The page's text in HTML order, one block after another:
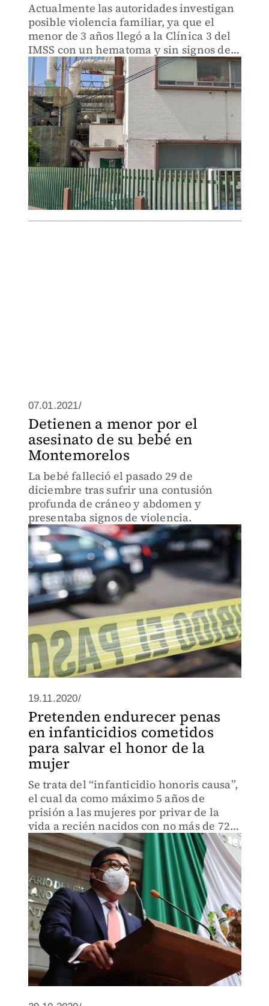
Actualmente las autoridades investigan
posible violencia familiar, ya que el
menor de 3 años llegó a la Clínica 3 del
IMSS con un hematoma y sin signos de
vida.
07.01.2021/
Detienen a menor por el
asesinato de su bebé en
Montemorelos
La bebé falleció el pasado 29 de
diciembre tras sufrir una contusión
profunda de cráneo y abdomen y
presentaba signos de violencia.
19.11.2020/
Pretenden endurecer penas
en infanticidios cometidos
para salvar el honor de la
mujer
Se trata del “infanticidio honoris causa”,
el cual da como máximo 5 años de
prisión a las mujeres por privar de la
vida a recién nacidos con no más de 72
horas de vida por razones de honor.